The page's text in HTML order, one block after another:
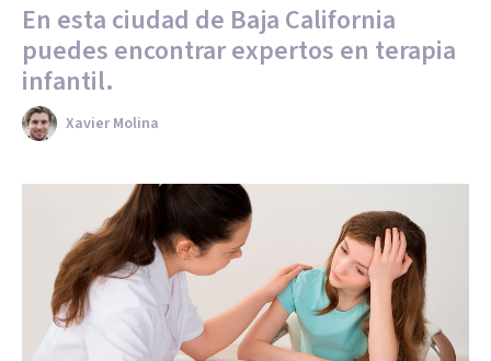
En esta ciudad de Baja California
puedes encontrar expertos en terapia
infantil.
Xavier Molina